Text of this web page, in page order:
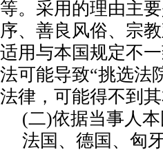
等。采用的理由主
序、善良风俗、宗
适用与本国规定不
法可能导致“挑选法
法律，可能得不到
(二)依据当事人
法国、德国、匈